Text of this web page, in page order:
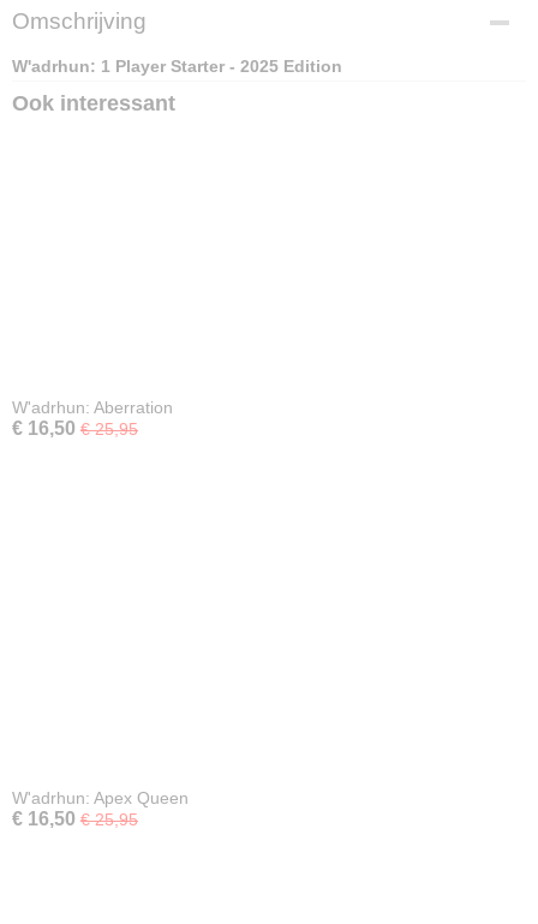
EAN code
5213009018418
Omschrijving
W'adrhun: 1 Player Starter - 2025 Edition
Ook interessant
W'adrhun: Aberration
€ 16,50 € 25,95
W'adrhun: Apex Queen
€ 16,50 € 25,95